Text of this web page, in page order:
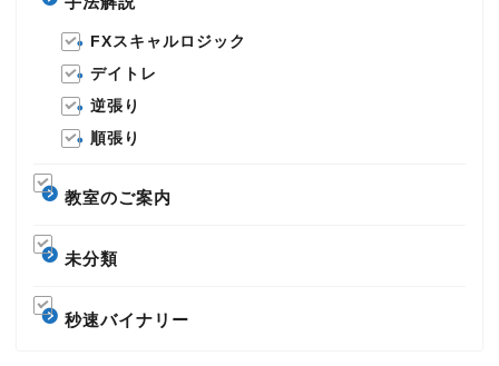
FXスキャルロジック
デイトレ
逆張り
順張り
教室のご案内
未分類
秒速バイナリー